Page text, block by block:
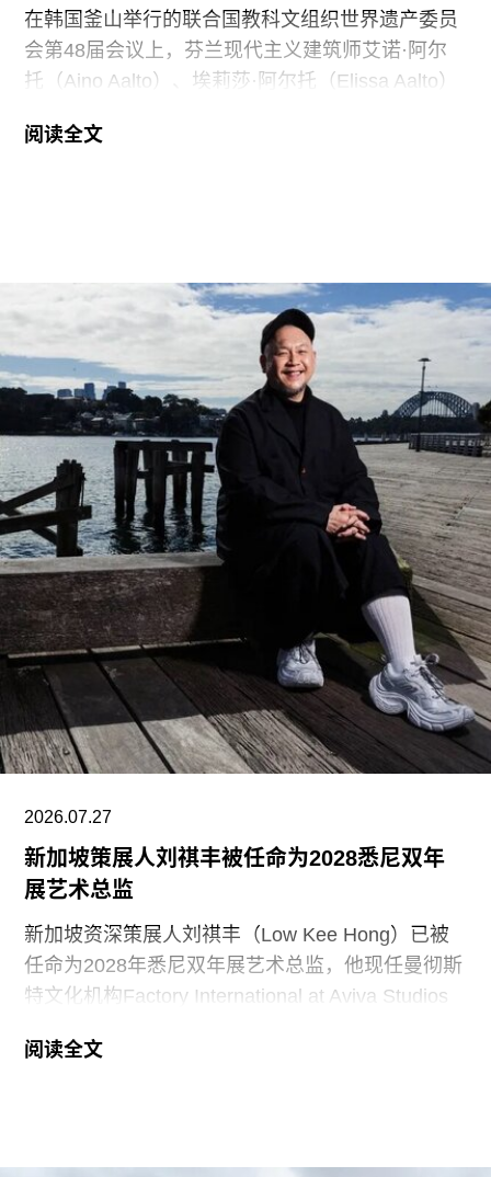
在韩国釜山举行的联合国教科文组织世界遗产委员
会第48届会议上，芬兰现代主义建筑师艾诺·阿尔
托（Aino Aalto）、埃莉莎·阿尔托（Elissa Aalto）
列入世界遗产名录。这组统称为“阿尔托作品”
年间设计完成的一系列建筑、社区开发项目及校园
空间，涵盖住宅、公共、市政、社区及文化建筑。
根据联合国教科文组织的说明，这些作品展现了“以
人为本、因地制宜且富有同理心的设计理念，体现
了芬兰对现代建筑的重要贡献”。
入选项目中最早期的代表作之一是位于赫尔辛基的
“阿尔瓦·阿尔托之家”（Aalto House，1936），由
阿尔瓦·阿尔托与其妻子艾诺·阿尔托共同设计，作
为两人的私人住宅。在13项作品中，有5项位于芬
兰首都赫尔辛基，包括文化之家（House of
Culture，1958）活动中心，以及著名的芬兰大厅
（Finlandia Hall，1971），后者兼具会议中心与音
乐厅功能。
另一项重要作品是赛纳察洛市政厅（Säynätsalo
Town Hall），由阿尔瓦·阿尔托与艾丽莎·阿尔托于
与艾丽莎结婚。两人还共同建造了位于派延奈湖
（Lake
阅读全文
2026.07.27
新加坡策展人刘祺丰被任命为2028悉尼双年
展艺术总监
新加坡资深策展人刘祺丰（Low Kee Hong）已被
任命为2028年悉尼双年展艺术总监，他现任曼彻斯
特文化机构Factory International at Aviva Studios
艺术总监、阿联酋策展人胡尔·卡西米（Hoor Al
阅读全文